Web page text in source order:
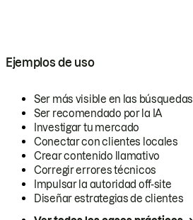
Ejemplos de uso
Ser más visible en las búsquedas
Ser recomendado por la IA
Investigar tu mercado
Conectar con clientes locales
Crear contenido llamativo
Corregir errores técnicos
Impulsar la autoridad off-site
Diseñar estrategias de clientes